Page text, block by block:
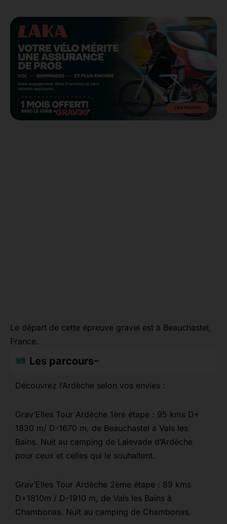
Le départ de cette épreuve gravel est à Beauchastel,
France.
Les parcours
Découvrez l’Ardèche selon vos envies :
Grav’Elles Tour Ardèche 1ère étape : 95 kms D+
1830 m/ D-1670 m, de Beauchastel à Vals les
Bains. Nuit au camping de Lalevade d’Ardèche
pour ceux et celles qui le souhaitent.
Grav’Elles Tour Ardèche 2ème étape : 89 kms
D+1810m / D-1910 m, de Vals les Bains à
Chambonas. Nuit au camping de Chambonas.